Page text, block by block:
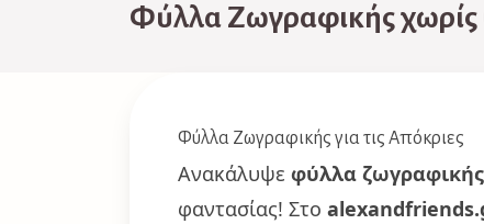
Φύλλα Ζωγραφικής
Φύλλα Ζωγραφικής για τις Απόκριες
Ανακάλυψε φύλλα ζωγραφικής
φαντασίας! Στο